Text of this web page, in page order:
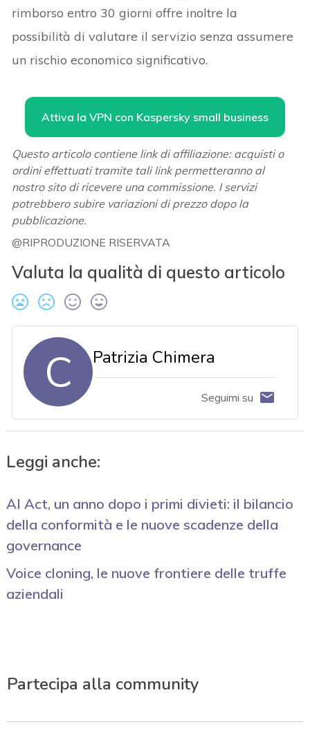
rimborso entro 30 giorni offre inoltre la
possibilità di valutare il servizio senza assumere
un rischio economico significativo.
Attiva la VPN con Kaspersky small business
Questo articolo contiene link di affiliazione: acquisti o
ordini effettuati tramite tali link permetteranno al
nostro sito di ricevere una commissione. I servizi
potrebbero subire variazioni di prezzo dopo la
pubblicazione.
@RIPRODUZIONE RISERVATA
Valuta la qualità di questo articolo
C Patrizia Chimera
Seguimi su
Leggi anche:
AI Act, un anno dopo i primi divieti: il bilancio
della conformità e le nuove scadenze della
governance
Voice cloning, le nuove frontiere delle truffe
aziendali
Partecipa alla community